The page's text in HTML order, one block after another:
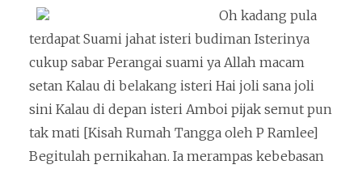
Oh kadang pula
terdapat Suami jahat isteri budiman Isterinya
cukup sabar Perangai suami ya Allah macam
setan Kalau di belakang isteri Hai joli sana joli
sini Kalau di depan isteri Amboi pijak semut pun
tak mati [Kisah Rumah Tangga oleh P Ramlee]
Begitulah pernikahan. Ia merampas kebebasan